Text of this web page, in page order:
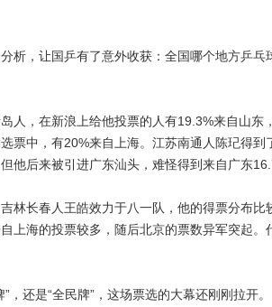
，让国乒有了意外收获：全国哪个地方乒乓
，在新浪上给他投票的人有19.3%来自山东
票中，有20%来自上海。江苏南通人陈玘得到
他后来被引进广东汕头，难怪得到来自广东
长春人王皓效力于八一队，他的得票分布比
上海的投票较多，随后北京的票数异军突起
还是“全民牌”，这场票选的大幕还刚刚拉开。